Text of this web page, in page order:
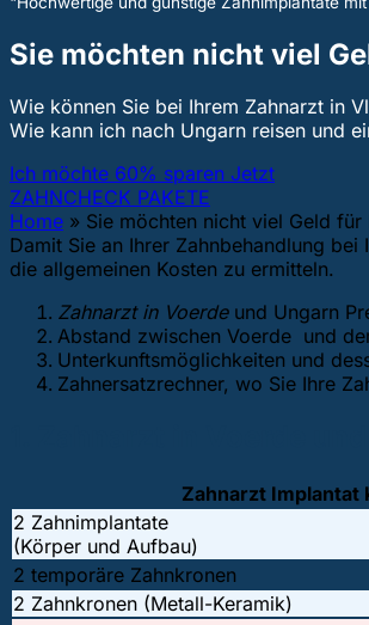
Sie möchten nicht viel
Wie können Sie bei Ihrem Zahnarzt in
Wie kann ich nach Ungarn reisen und
Ich möchte 60% sparen Jetzt
ZAHNCHECK PAKETE
Home » Sie möchten nicht viel Geld
Damit Sie an Ihrer Zahnbehandlung
die allgemeinen Kosten zu ermitteln.
Zahnarzt in Voerde und Ungarn
Abstand zwischen Voerde und
Unterkunftsmöglichkeiten und
Zahnersatzrechner, wo Sie Ihre
Zahnarzt Implantat
2 Zahnimplantate
(Körper und Aufbau)
2 temporäre Zahnkronen
2 Zahnkronen (Metall-Keramik)